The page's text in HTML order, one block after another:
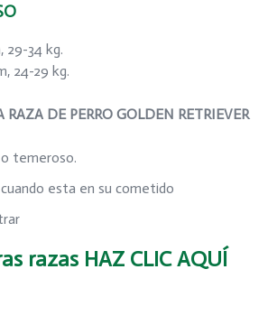
29-34 kg.
24-29 kg.
RAZA DE PERRO GOLDEN RETRIEVER
temeroso.
esta en su cometido
razas HAZ CLIC AQUÍ